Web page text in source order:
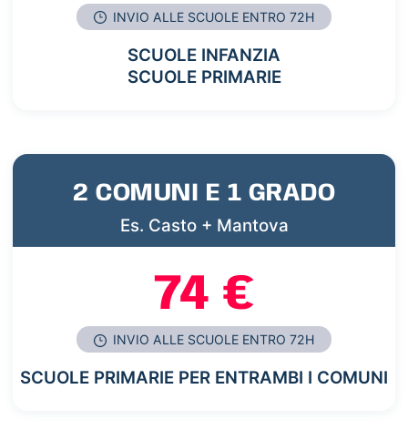
INVIO ALLE SCUOLE ENTRO 72H
SCUOLE INFANZIA
SCUOLE PRIMARIE
2 COMUNI E 1 GRADO
Es. Casto + Mantova
74 €
INVIO ALLE SCUOLE ENTRO 72H
SCUOLE PRIMARIE PER ENTRAMBI I COMUNI